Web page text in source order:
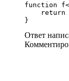
function
return
}
Ответ